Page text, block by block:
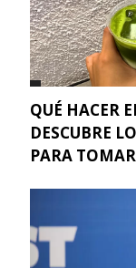
QUÉ HACER
DESCUBRE
PARA